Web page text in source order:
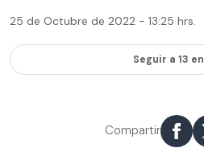
25 de Octubre de 2022 - 13:25 hrs.
Seguir a 13 en
Compartir